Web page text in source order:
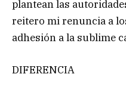
plantean las
reitero mi renuncia a
adhesión a la sublime
DIFERENCIA